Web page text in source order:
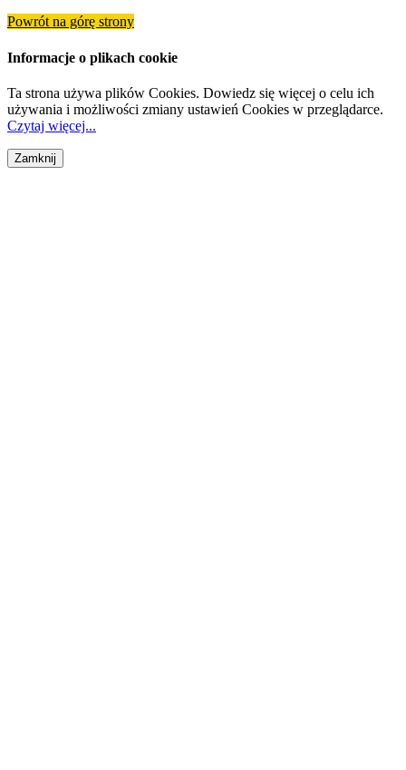
Powrót na górę strony
Informacje o plikach cookie
Ta strona używa plików Cookies. Dowiedz się więcej o celu ich
używania i możliwości zmiany ustawień Cookies w przeglądarce.
Czytaj więcej...